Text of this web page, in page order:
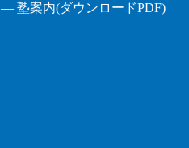
― 塾案内(ダウンロードPDF)